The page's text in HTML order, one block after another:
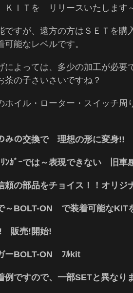
ＫＩＴを リリースいたします
ですが、遠方の方はＳＥＴを購
能なレベルです。
によっては、多少の加工が必要
茶の子さいさいですね？
ホイル・ローター・スイッチ周
みの交換で 理想の形に変身!!
ﾝｶﾞｰでは～表現できない 旧車
頼の部品をチョイス！！オリジ
～BOLT-ON で装着可能なKIT
販売!開始!
ーBOLT-ON ﾌﾙkit
例ですので、一部SETと異なり